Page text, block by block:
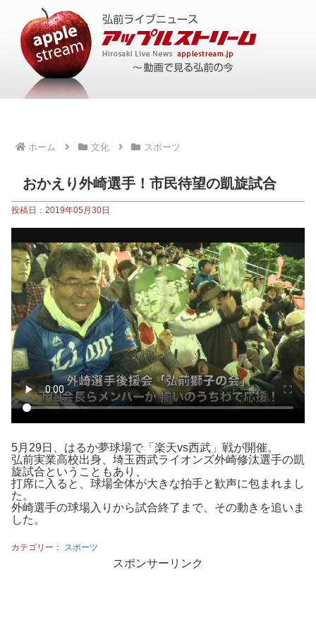
ホーム 文化 スポーツ
おかえり外崎選手！市民待望の凱旋試合
投稿日：2019年05月30日
5月29日、はるか夢球場で「楽天vs西武」戦が開催。
弘前実業高校出身、埼玉西武ライオンズ外崎修汰選手の凱
旋試合ということもあり、
打席に入ると、球場全体が大きな拍手と歓声に包まれまし
た。
外崎選手の球場入りから試合終了まで、その動きを追いま
した。
カテゴリー： スポーツ
スポンサーリンク